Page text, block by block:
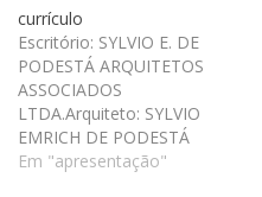
currículo
Escritório: SYLVIO E. DE
PODESTÁ ARQUITETOS
ASSOCIADOS
LTDA.Arquiteto: SYLVIO
EMRICH DE PODESTÁ
[CREA: 35595/D-MG] •
Em "apresentação"